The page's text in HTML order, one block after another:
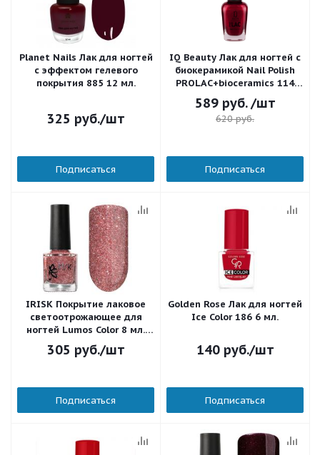
Planet Nails Лак для ногтей
с эффектом гелевого
покрытия 885 12 мл.
325 руб./шт
Подписаться
IQ Beauty Лак для ногтей с
биокерамикой Nail Polish
PROLAC+bioceramics 114
Foxberry sky 12,5 мл.
589руб. /шт
620руб.
Подписаться
IRISK Покрытие лаковое
светоотрожающее для
ногтей Lumos Color 8 мл.
Д601-12 (002)
305 руб./шт
Подписаться
Golden Rose Лак для ногтей
Ice Color 186 6 мл.
140руб./шт
Подписаться